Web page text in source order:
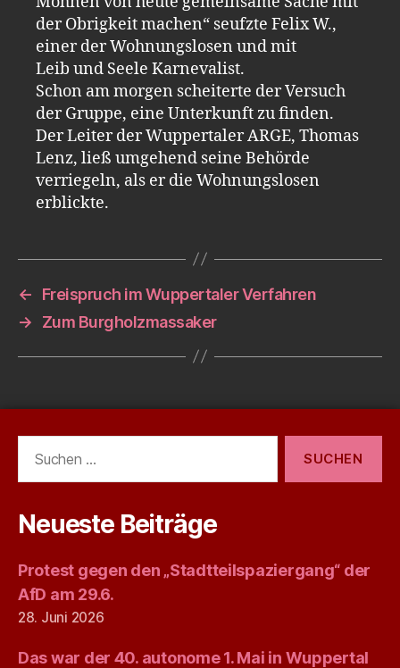
der Obrigkeit machen“ seufzte Felix W.,
einer der Wohnungslosen und mit
Leib und Seele Karnevalist.
Schon am morgen scheiterte der Versuch
der Gruppe, eine Unterkunft zu finden.
Der Leiter der Wuppertaler ARGE, Thomas
Lenz, ließ umgehend seine Behörde
verriegeln, als er die Wohnungslosen
erblickte.
←
Freispruch im Wuppertaler Verfahren
→
Zum Burgholzmassaker
nach:
Neueste Beiträge
Protest gegen den „Stadtteilspaziergang“ der
AfD am 29.6.
28. Juni 2026
Das war der 40. autonome 1. Mai in Wuppertal